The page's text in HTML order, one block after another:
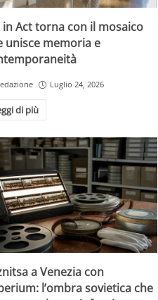
Act torna con il mosaico
unisce memoria e
Luglio 24, 2026
di più
a Venezia con
l’ombra sovietica che